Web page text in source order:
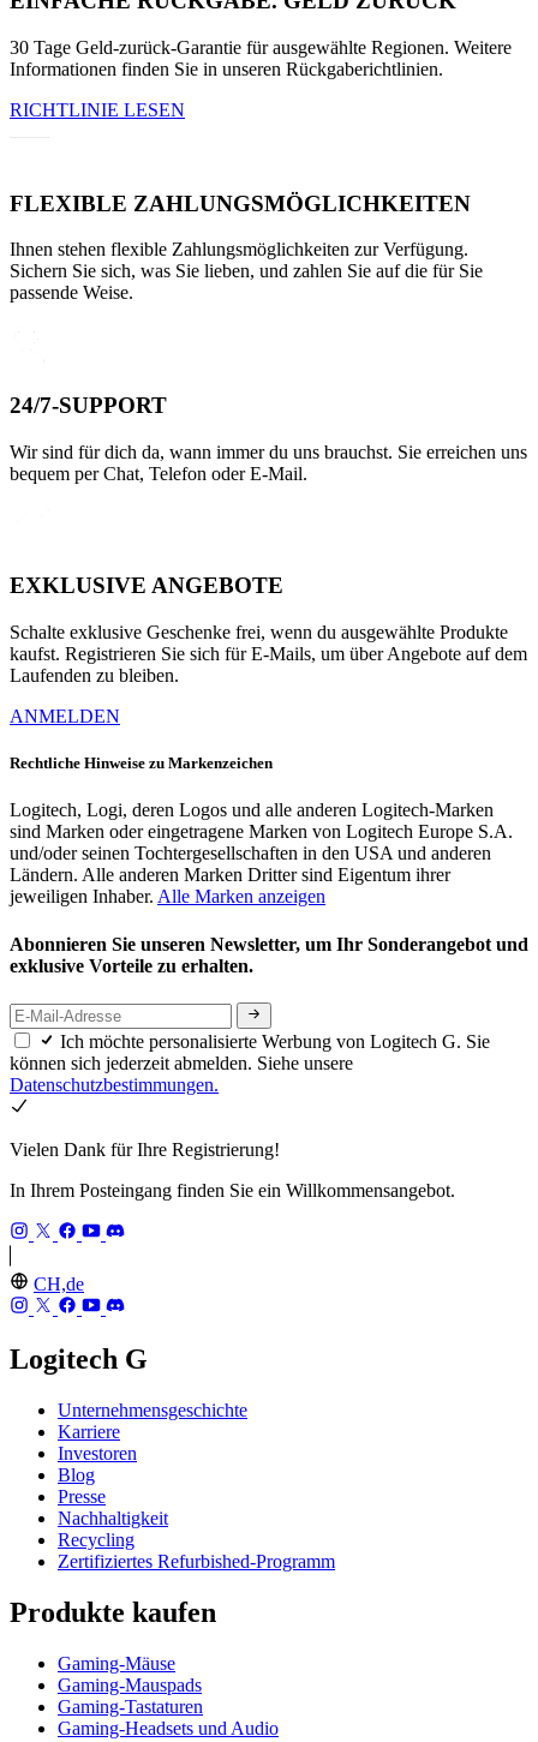
30 Tage Geld-zurück-Garantie für ausgewählte Regionen. Weitere
Informationen finden Sie in unseren Rückgaberichtlinien.
RICHTLINIE LESEN
FLEXIBLE ZAHLUNGSMÖGLICHKEITEN
Ihnen stehen flexible Zahlungsmöglichkeiten zur Verfügung.
Sichern Sie sich, was Sie lieben, und zahlen Sie auf die für Sie
passende Weise.
24/7-SUPPORT
Wir sind für dich da, wann immer du uns brauchst. Sie erreichen uns
bequem per Chat, Telefon oder E-Mail.
EXKLUSIVE ANGEBOTE
Schalte exklusive Geschenke frei, wenn du ausgewählte Produkte
kaufst. Registrieren Sie sich für E-Mails, um über Angebote auf dem
Laufenden zu bleiben.
ANMELDEN
Rechtliche Hinweise zu Markenzeichen
Logitech, Logi, deren Logos und alle anderen Logitech-Marken
sind Marken oder eingetragene Marken von Logitech Europe S.A.
und/oder seinen Tochtergesellschaften in den USA und anderen
Ländern. Alle anderen Marken Dritter sind Eigentum ihrer
jeweiligen Inhaber. Alle Marken anzeigen
Abonnieren Sie unseren Newsletter, um Ihr Sonderangebot und
exklusive Vorteile zu erhalten.
Ich möchte personalisierte Werbung von Logitech G. Sie
können sich jederzeit abmelden. Siehe unsere
Datenschutzbestimmungen.
Vielen Dank für Ihre Registrierung!
In Ihrem Posteingang finden Sie ein Willkommensangebot.
CH,de
Logitech G
Unternehmensgeschichte
Karriere
Investoren
Blog
Presse
Nachhaltigkeit
Recycling
Zertifiziertes Refurbished-Programm
Produkte kaufen
Gaming-Mäuse
Gaming-Mauspads
Gaming-Tastaturen
Gaming-Headsets und Audio